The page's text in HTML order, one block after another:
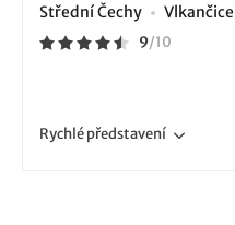
Střední Čechy Vlkančice
9/10
Rychlépředstavení